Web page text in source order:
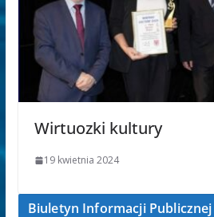
Wirtuozki kultury
19 kwietnia 2024
Biuletyn Informacji Publicznej